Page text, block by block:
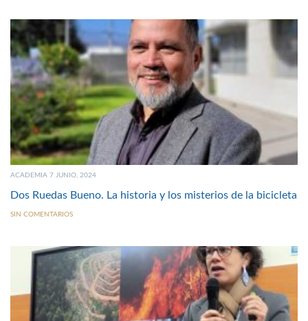
ACADEMIA 7 JUNIO, 2024
Dos Ruedas Bueno. La historia y los misterios de la bicicleta
SIN COMENTARIOS